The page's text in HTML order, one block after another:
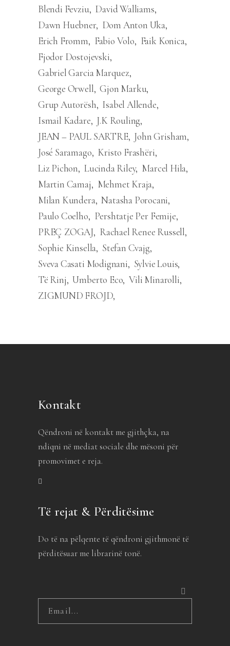
Blendi Fevziu David Walliams
Dawn Huebner Dom Anton Uka
Erich Fromm
Fabio Volo
Faik Konica
Fjodor Dostojevski
Gabriel Garcia Marquez
George Orwell Gjon Marku
Grup Autorësh Isabel Allende
Ismail Kadare J.K Rouling
JEAN – PAUL SARTRE John Grisham
José Saramago Kristo Frashëri
Liz Pichon Lucinda Riley Marcel Hila
Martin Camaj
Mehmet Kraja
Milan Kundera Natasha Porocani
Paulo Coelho
Pershtatje Per Femije
PREÇ ZOGAJ
Rachael Renee Russell
Sophie Kinsella Stefan Cvajg
Sveva Casati Modignani
Sylvie Louis
Të Rinj Umberto Eco Vili Minarolli
ZIGMUND FROJD
Kontakt
Qëndroni në kontakt me gjithçka, na
ndiqni në mediat sociale dhe mësoni për
promovimet e reja.
Të rejat & Përditësime
Do të na pëlqente të qëndroni gjithmonë të
përditësuar me librarinë tonë.